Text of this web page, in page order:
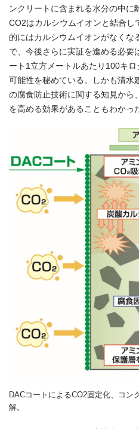
ンクリートに含まれる水分の中に
CO2はカルシウムイオンと結合
的にはカルシウムイオンがなくな
で、今後さらに実証を進める必要
ート 1立方メートルあたり 100キロ
可能性を秘めている。しかも清水
の腐食防止技術に関する知見から
を高める効果があることもわかっ
DACコートによるCO2固定化、コン
解。